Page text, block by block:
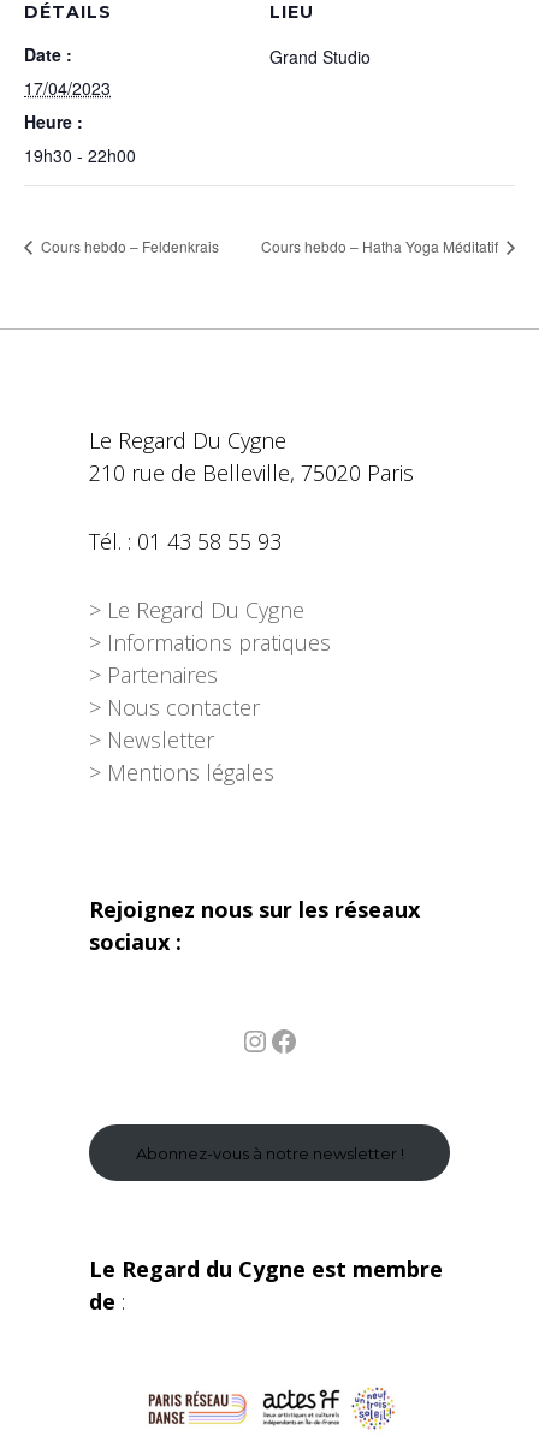
DÉTAILS
Date :
17/04/2023
Heure :
19h30 - 22h00
LIEU
Grand Studio
Cours hebdo – Feldenkrais Cours hebdo – Hatha Yoga Méditatif
Le Regard Du Cygne
210 rue de Belleville, 75020 Paris
Tél. : 01 43 58 55 93
> Le Regard Du Cygne
> Informations pratiques
> Partenaires
> Nous contacter
> Newsletter
> Mentions légales
Rejoignez nous sur les réseaux
sociaux :
InstagramFacebook
Abonnez-vous à notre newsletter !
Le Regard du Cygne est membre
de :